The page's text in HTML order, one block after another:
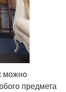
можно
предмета